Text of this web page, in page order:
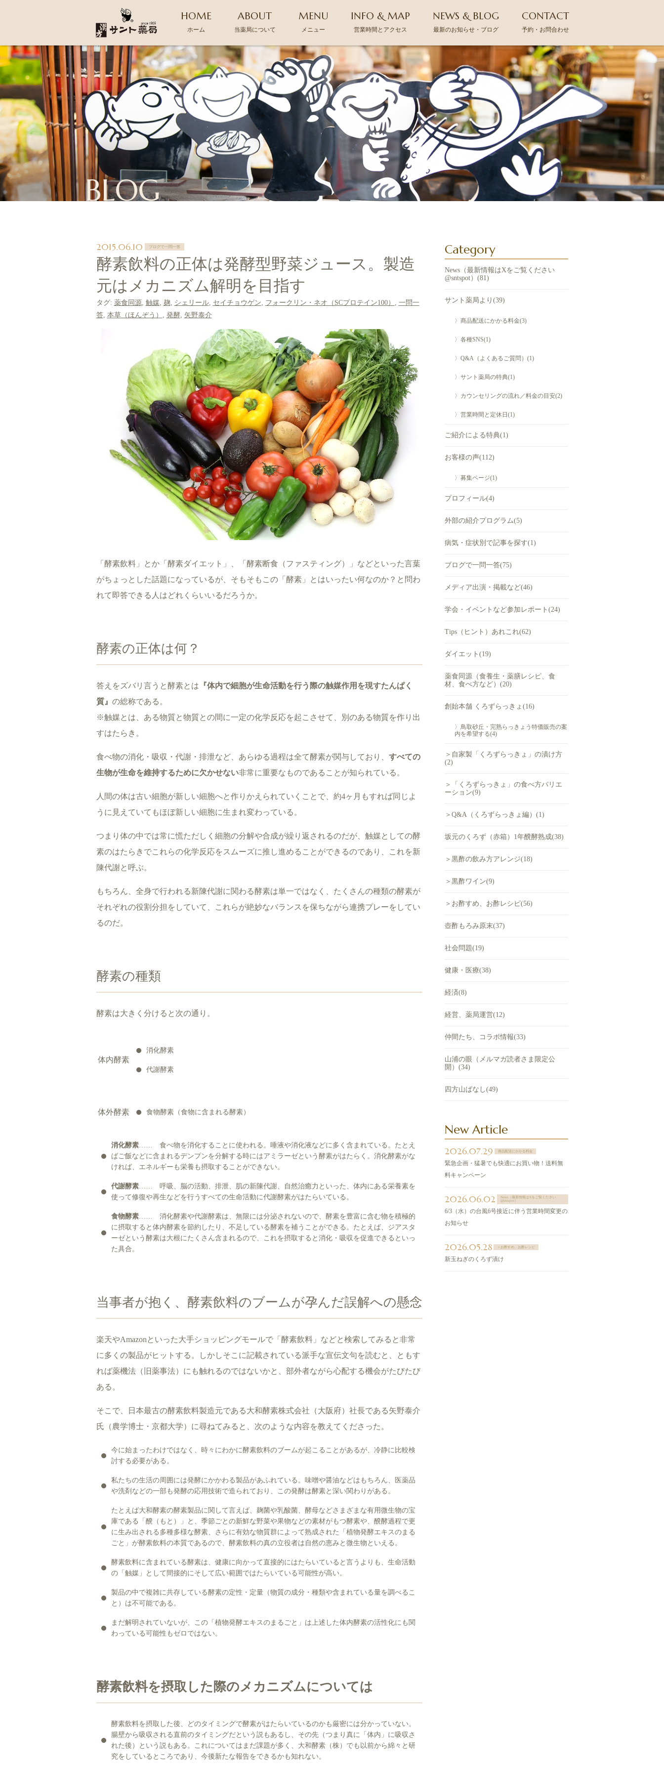
HOME
ホーム
ABOUT
当薬局について
MENU
メニュー
INFO & MAP
営業時間とアクセス
NEWS & BLOG
最新のお知らせ・ブログ
CONTACT
予約・お問合わせ
BLOG
2015.06.10 ブログで一問一答
酵素飲料の正体は発酵型野菜ジュース。製造
元はメカニズム解明を目指す
タグ: 薬食同源, 触媒, 麹, シェリール, セイチョウゲン, フォークリン・ネオ（SCプロテイン100） , 一問一
答, 本草（ほんぞう） , 発酵, 矢野泰介
「酵素飲料」とか「酵素ダイエット」、「酵素断食（ファスティング）」などといった言葉
がちょっとした話題になっているが、そもそもこの「酵素」とはいったい何なのか？と問わ
れて即答できる人はどれくらいいるだろうか。
酵素の正体は何？
答えをズバリ言うと酵素とは 『体内で細胞が生命活動を行う際の触媒作用を現すたんぱく
質』 の総称である。
※触媒とは、ある物質と物質との間に一定の化学反応を起こさせて、別のある物質を作り出
すはたらき。
食べ物の消化・吸収・代謝・排泄など、あらゆる過程は全て酵素が関与しており、 すべての
生物が生命を維持するために欠かせない非常に重要なものであることが知られている。
人間の体は古い細胞が新しい細胞へと作りかえられていくことで、約4ヶ月もすれば同じよ
うに見えていてもほぼ新しい細胞に生まれ変わっている。
つまり体の中では常に慌ただしく細胞の分解や合成が繰り返されるのだが、触媒としての酵
素のはたらきでこれらの化学反応をスムーズに推し進めることができるのであり、これを新
陳代謝と呼ぶ。
もちろん、全身で行われる新陳代謝に関わる酵素は単一ではなく、たくさんの種類の酵素が
それぞれの役割分担をしていて、これらが絶妙なバランスを保ちながら連携プレーをしてい
るのだ。
酵素の種類
酵素は大きく分けると次の通り。
体内酵素
消化酵素
代謝酵素
体外酵素 食物酵素（食物に含まれる酵素）
消化酵素…… 食べ物を消化することに使われる。唾液や消化液などに多く含まれている。たとえ
ばご飯などに含まれるデンプンを分解する時にはアミラーゼという酵素がはたらく。消化酵素がな
ければ、エネルギーも栄養も摂取することができない。
代謝酵素…… 呼吸、脳の活動、排泄、肌の新陳代謝、自然治癒力といった、体内にある栄養素を
使って修復や再生などを行うすべての生命活動に代謝酵素がはたらいている。
食物酵素…… 消化酵素や代謝酵素は、無限には分泌されないので、酵素を豊富に含む物を積極的
に摂取すると体内酵素を節約したり、不足している酵素を補うことができる。たとえば、ジアスタ
ーゼという酵素は大根にたくさん含まれるので、これを摂取すると消化・吸収を促進できるといっ
た具合。
当事者が抱く、酵素飲料のブームが孕んだ誤解への懸念
楽天やAmazonといった大手ショッピングモールで「酵素飲料」などと検索してみると非常
に多くの製品がヒットする。しかしそこに記載されている派手な宣伝文句を読むと、ともす
れば薬機法（旧薬事法）にも触れるのではないかと、部外者ながら心配する機会がたびたび
ある。
そこで、日本最古の酵素飲料製造元である大和酵素株式会社（大阪府）社長である矢野泰介
氏（農学博士・京都大学）に尋ねてみると、次のような内容を教えてくださった。
今に始まったわけではなく、時々にわかに酵素飲料のブームが起こることがあるが、冷静に比較検
討する必要がある。
私たちの生活の周囲には発酵にかかわる製品があふれている。味噌や醤油などはもちろん、医薬品
や洗剤などの一部も発酵の応用技術で造られており、この発酵は酵素と深い関わりがある。
たとえば大和酵素の酵素製品に関して言えば、麹菌や乳酸菌、酵母などさまざまな有用微生物の宝
庫である「醗（もと）」と、季節ごとの新鮮な野菜や果物などの素材がもつ酵素や、醗酵過程で更
に生み出される多種多様な酵素、さらに有効な物質群によって熟成された「植物発酵エキスのまる
ごと」が酵素飲料の本質であるので、酵素飲料の真の立役者は自然の恵みと微生物といえる。
酵素飲料に含まれている酵素は、健康に向かって直接的にはたらいていると言うよりも、生命活動
の「触媒」として間接的にそして広い範囲ではたらいている可能性が高い。
製品の中で複雑に共存している酵素の定性・定量（物質の成分・種類や含まれている量を調べるこ
と）は不可能である。
まだ解明されていないが、この「植物発酵エキスのまるごと」は上述した体内酵素の活性化にも関
わっている可能性もゼロではない。
酵素飲料を摂取した際のメカニズムについては
酵素飲料を摂取した後、どのタイミングで酵素がはたらいているのかも厳密には分かっていない。
腸壁から吸収される直前のタイミングだという説もあるし、その先（つまり真に「体内」に吸収さ
れた後）という説もある。これについてはまだ課題が多く、大和酵素（株）でも以前から綿々と研
究をしているところであり、今後新たな報告をできるかも知れない。
Category
News（最新情報はXをご覧ください
@sntspot）(81)
サント薬局より(39)
〉商品配送にかかる料金(3)
〉各種SNS(1)
〉Q&A（よくあるご質問）(1)
〉サント薬局の特典(1)
〉カウンセリングの流れ／料金の目安(2)
〉営業時間と定休日(1)
ご紹介による特典(1)
お客様の声(112)
〉募集ページ(1)
プロフィール(4)
外部の紹介プログラム(5)
病気・症状別で記事を探す(1)
ブログで一問一答(75)
メディア出演・掲載など(46)
学会・イベントなど参加レポート(24)
Tips（ヒント）あれこれ(62)
ダイエット(19)
薬食同源（食養生・薬膳レシピ、食
材、食べ方など）(20)
創始本舗 くろずらっきょ(16)
〉鳥取砂丘・完熟らっきょう特価販売の案
内を希望する(4)
＞自家製「くろずらっきょ」の漬け方
(2)
＞「くろずらっきょ」の食べ方バリエ
ーション(9)
＞Q&A（くろずらっきょ編）(1)
坂元のくろず（赤箱）1年醗酵熟成(38)
＞黒酢の飲み方アレンジ(18)
＞黒酢ワイン(9)
＞お酢すめ、お酢レシピ(56)
壺酢もろみ原末(37)
社会問題(19)
健康・医療(38)
経済(8)
経営、薬局運営(12)
仲間たち、コラボ情報(33)
山浦の眼（メルマガ読者さま限定公
開）(34)
四方山ばなし(49)
New Article
2026.07.29 商品配送にかかる料金
緊急企画・猛暑でも快適にお買い物！送料無
料キャンペーン
2026.06.02
News（最新情報はXをご覧ください
@sntspot）
6/3（水）の台風6号接近に伴う営業時間変更の
お知らせ
2026.05.28 ＞お酢すめ、お酢レシピ
新玉ねぎのくろず漬け